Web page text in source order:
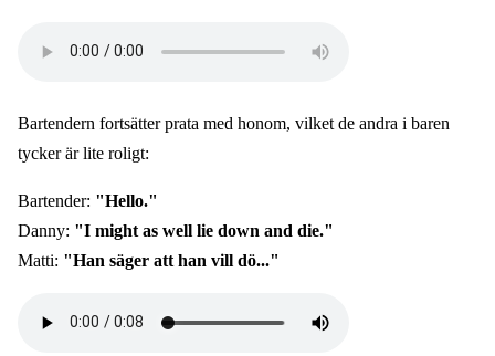
Bartendern fortsätter prata med honom, vilket de andra i baren
tycker är lite roligt:
Bartender: "Hello."
Danny: "I might as well lie down and die."
Matti: "Han säger att han vill dö..."